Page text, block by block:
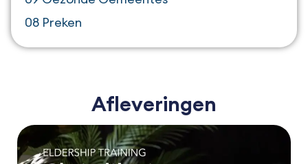
08 Preken
10 Herders Stinken Naar Schapen
12 Overdragen, Vermenigvuldigen & Afstand
13 Zijn dit Alle Zonen die Je Hebt?
14 Oudste in een Apostolisch Huishouden
Afleveringen